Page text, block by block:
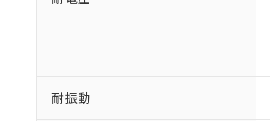
耐振動